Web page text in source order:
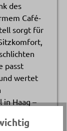
des
Café-
sorgt für
passt
wertet
in Haag –
perfekter